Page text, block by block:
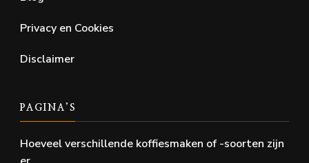
Privacy en Cookies
Disclaimer
PAGINA’S
Hoeveel verschillende koffiesmaken of -soorten zijn